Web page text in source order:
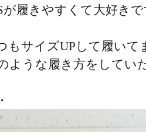
履きやすくて大好きで
もサイズUPして履いて
ような履き方をしてい